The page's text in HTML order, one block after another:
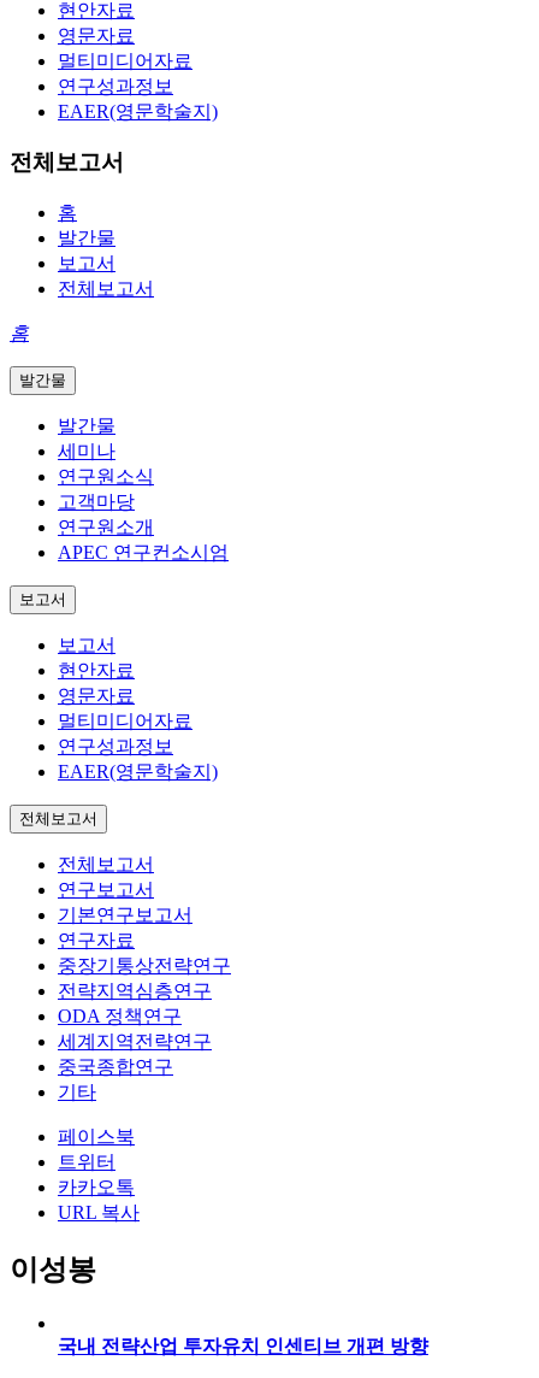
현안자료
영문자료
멀티미디어자료
연구성과정보
EAER(영문학술지)
전체보고서
홈
발간물
보고서
전체보고서
홈
발간물
발간물
세미나
연구원소식
고객마당
연구원소개
APEC 연구컨소시엄
보고서
보고서
현안자료
영문자료
멀티미디어자료
연구성과정보
EAER(영문학술지)
전체보고서
전체보고서
연구보고서
기본연구보고서
연구자료
중장기통상전략연구
전략지역심층연구
ODA 정책연구
세계지역전략연구
중국종합연구
기타
페이스북
트위터
카카오톡
URL 복사
이성봉
국내 전략산업 투자유치 인센티브 개편 방향